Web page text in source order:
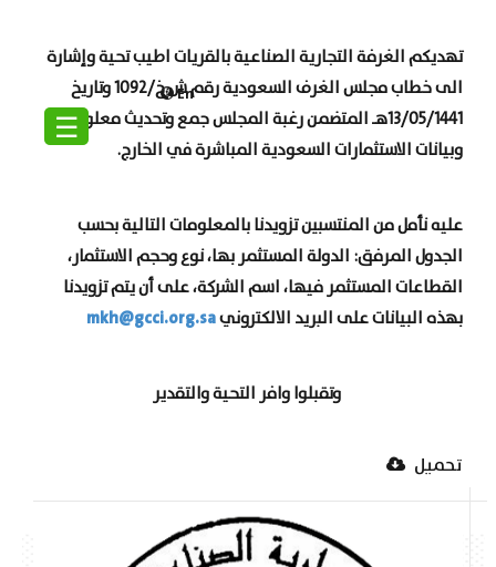
En
☰
تهديكم الغرفة التجارية الصناعية بالقريات اطيب تحية وإشارة
الى خطاب مجلس الغرف السعودية رقم ش.خ/1092 وتاريخ
13/05/1441هـ المتضمن رغبة المجلس جمع وتحديث معلومات
وبيانات الاستثمارات السعودية المباشرة في الخارج.
عليه نأمل من المنتسبين تزويدنا بالمعلومات التالية بحسب
الجدول المرفق: الدولة المستثمر بها، نوع وحجم الاستثمار،
القطاعات المستثمر فيها، اسم الشركة، على أن يتم تزويدنا
بهذه البيانات على البريد الالكترونيmkh@gcci.org.sa
وتقبلوا وافر التحية والتقدير
تحميل